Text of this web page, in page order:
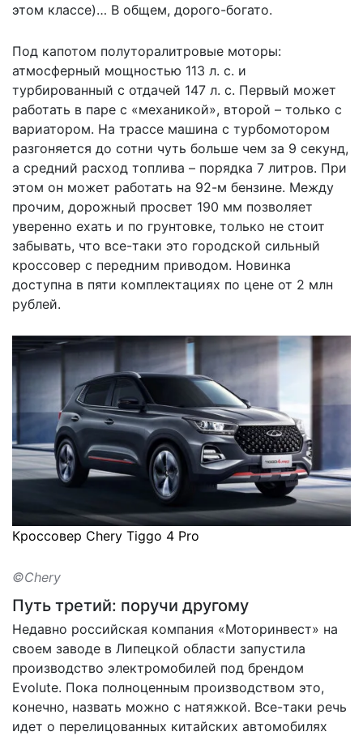
этом классе)… В общем, дорого-богато.
Под капотом полуторалитровые моторы:
атмосферный мощностью 113 л. с. и
турбированный с отдачей 147 л. с. Первый может
работать в паре с «механикой», второй – только с
вариатором. На трассе машина с турбомотором
разгоняется до сотни чуть больше чем за 9 секунд,
а средний расход топлива – порядка 7 литров. При
этом он может работать на 92-м бензине. Между
прочим, дорожный просвет 190 мм позволяет
уверенно ехать и по грунтовке, только не стоит
забывать, что все-таки это городской сильный
кроссовер с передним приводом. Новинка
доступна в пяти комплектациях по цене от 2 млн
рублей.
Кроссовер Chery Tiggo 4 Pro
©Chery
Путь третий: поручи другому
Недавно российская компания «Моторинвест» на
своем заводе в Липецкой области запустила
производство электромобилей под брендом
Evolute. Пока полноценным производством это,
конечно, назвать можно с натяжкой. Все-таки речь
идет о перелицованных китайских автомобилях